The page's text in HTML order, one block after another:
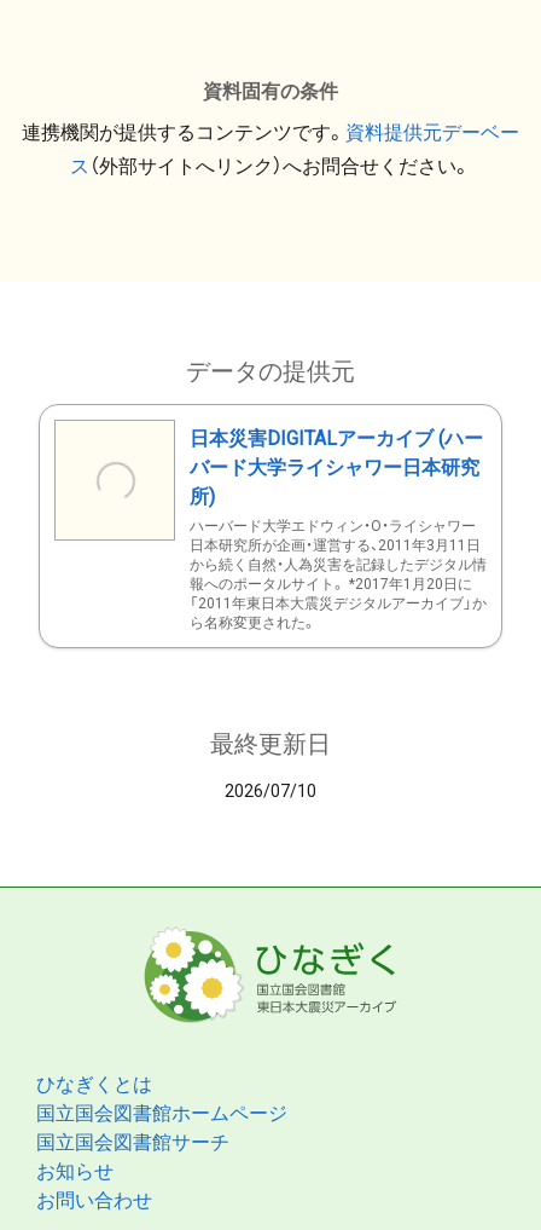
資料固有の条件
連携機関が提供するコンテンツです。 資料提供元デーベー
ス （外部サイトへリンク）へお問合せください。
データの提供元
日本災害DIGITALアーカイブ (ハー
バード大学ライシャワー日本研究
所)
ハーバード大学エドウィン・O・ライシャワー
日本研究所が企画・運営する、2011年3月11日
から続く自然・人為災害を記録したデジタル情
報へのポータルサイト。 *2017年1月20日に
「2011年東日本大震災デジタルアーカイブ」か
ら名称変更された。
最終更新日
2026/07/10
ひなぎくとは
国立国会図書館ホームページ
国立国会図書館サーチ
お知らせ
お問い合わせ